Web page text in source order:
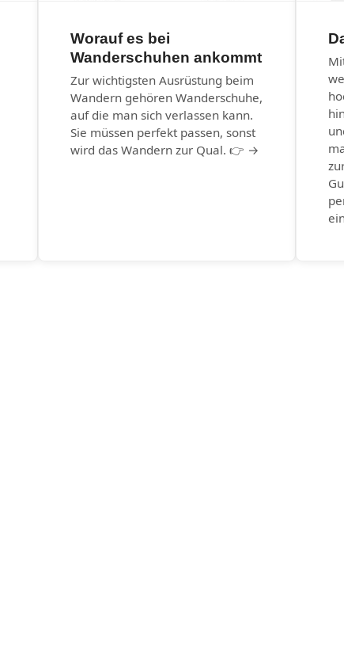
Worauf es bei
Wanderschuhen ankommt
Zur wichtigsten Ausrüstung beim
Wandern gehören Wanderschuhe,
auf die man sich verlassen kann.
Sie müssen perfekt passen, sonst
wird das Wandern zur Qual. 👉 →